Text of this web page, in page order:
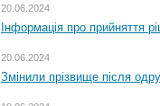
20.06.2024
Інформація про прийняття
20.06.2024
Змінили прізвище після